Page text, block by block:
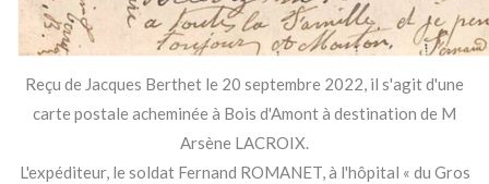
Reçu de Jacques Berthet le 20 septembre 2022, il s'agit d'une
carte postale acheminée à Bois d'Amont à destination de M
Arsène LACROIX.
L'expéditeur, le soldat Fernand ROMANET, à l'hôpital « du Gros